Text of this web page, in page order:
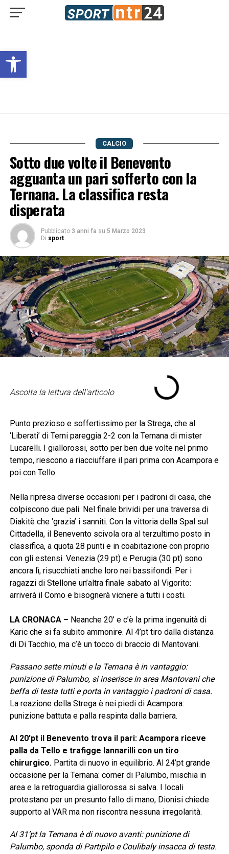
Open toolbar
CALCIO
Sotto due volte il Benevento
agguanta un pari sofferto con la
Ternana. La classifica resta
disperata
Pubblicato 3 anni fa su 5 Marzo 2023
Di sport
Ascolta la lettura dell'articolo
Punto prezioso e soffertissimo per la Strega, che al
‘Liberati’ di Terni pareggia 2-2 con la Ternana di mister
Lucarelli. I giallorossi, sotto per ben due volte nel primo
tempo, riescono a riacciuffare il pari prima con Acampora e
poi con Tello.
Nella ripresa diverse occasioni per i padroni di casa, che
colpiscono due pali. Nel finale brividi per una traversa di
Diakitè che ‘grazia’ i sanniti. Con la vittoria della Spal sul
Cittadella, il Benevento scivola ora al terzultimo posto in
classifica, a quota 28 punti e in coabitazione con proprio
con gli estensi. Venezia (29 pt) e Perugia (30 pt) sono
ancora lì, risucchiati anche loro nei bassifondi. Per i
ragazzi di Stellone un’altra finale sabato al Vigorito:
arriverà il Como e bisognerà vicnere a tutti i costi.
LA CRONACA – Neanche 20’ e c’è la prima ingenuità di
Karic che si fa subito ammonire. Al 4’pt tiro dalla distanza
di Di Tacchio, ma c’è un tocco di braccio di Mantovani.
Passano sette minuti e la Ternana è in vantaggio:
punizione di Palumbo, si inserisce in area Mantovani che
beffa di testa tutti e porta in vantaggio i padroni di casa.
La reazione della Strega è nei piedi di Acampora:
punizione battuta e palla respinta dalla barriera.
Al 20’pt il Benevento trova il pari: Acampora riceve
palla da Tello e trafigge Iannarilli con un tiro
chirurgico.Partita di nuovo in equilibrio. Al 24’pt grande
occasione per la Ternana: corner di Palumbo, mischia in
area e la retroguardia giallorossa si salva. I locali
protestano per un presunto fallo di mano, Dionisi chiede
supporto al VAR ma non riscontra nessuna irregolarità.
Al 31’pt la Ternana è di nuovo avanti: punizione di
Palumbo, sponda di Partipilo e Coulibaly insacca di testa.